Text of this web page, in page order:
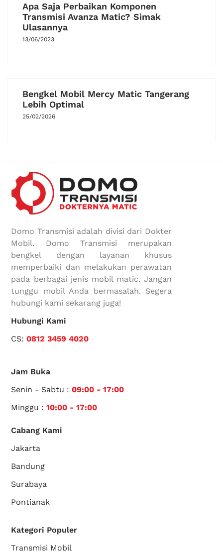
Apa Saja Perbaikan Komponen
Transmisi Avanza Matic? Simak
Ulasannya
13/06/2023
Bengkel Mobil Mercy Matic Tangerang
Lebih Optimal
25/02/2026
Domo Transmisi adalah divisi dari Dokter
Mobil. Domo Transmisi merupakan
bengkel dengan layanan khusus
memperbaiki dan melakukan perawatan
pada berbagai jenis mobil matic. Jangan
tunggu mobil Anda bermasalah. Segera
hubungi kami sekarang juga!
Hubungi Kami
CS:0812 3459 4020
Jam Buka
Senin - Sabtu :09:00 - 17:00
Minggu :10:00 - 17:00
Cabang Kami
Jakarta
Bandung
Surabaya
Pontianak
Kategori Populer
Transmisi Mobil